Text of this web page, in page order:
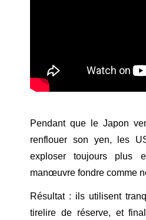
Pendant que le Japon
renflouer son yen, les
exploser toujours plus
manœuvre fondre comme
Résultat : ils utilisent
tirelire de réserve, et